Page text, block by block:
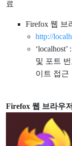
료
Firefox 웹 브
http://
및 포트
이트 접근
Firefox 웹 브라우저